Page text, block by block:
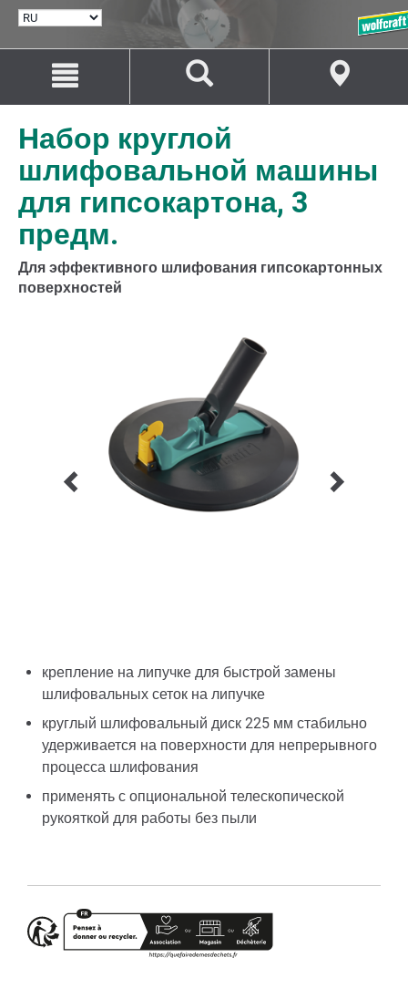
ВЫБРАТЬ
Перейти
содержанию
Перейти
навигации
Набор круглой
шлифовальной машины
для гипсокартона, 3
предм.
Для эффективного шлифования гипсокартонных
поверхностей
крепление на липучке для быстрой замены
шлифовальных сеток на липучке
круглый шлифовальный диск 225 мм стабильно
удерживается на поверхности для непрерывного
процесса шлифования
применять с опциональной телескопической
рукояткой для работы без пыли